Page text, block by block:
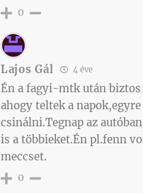
0
Lajos Gál 4 éve
Én a fagyi-mtk után
ahogy teltek a
csinálni.Tegnap az
is a többieket.Én pl.fenn
meccset.
0